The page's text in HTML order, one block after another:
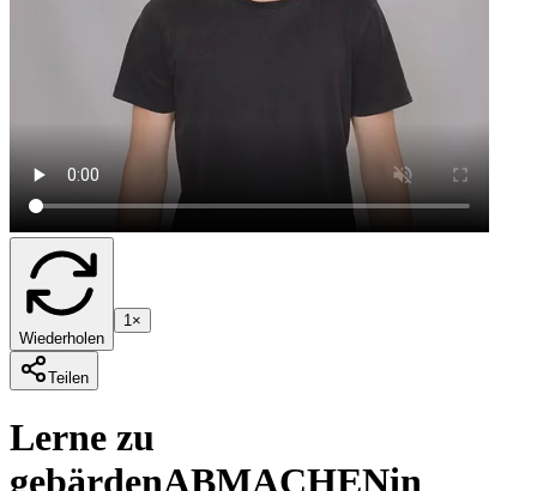
Wiederholen
1×
Teilen
Lerne zu
gebärdenABMACHENin